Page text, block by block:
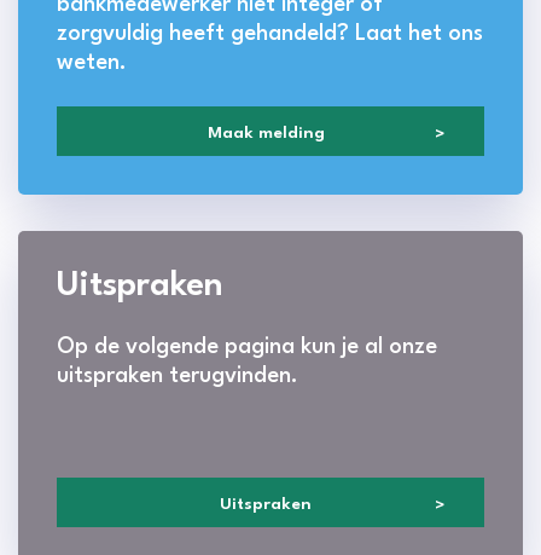
bankmedewerker niet integer of
zorgvuldig heeft gehandeld? Laat het ons
weten.
Maak melding
Uitspraken
Op de volgende pagina kun je al onze
uitspraken terugvinden.
Uitspraken